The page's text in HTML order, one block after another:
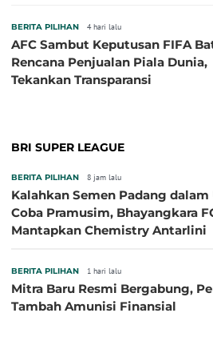
BERITA PILIHAN 4 hari lalu
AFC Sambut Keputusan FIFA
Rencana Penjualan Piala Dunia,
Tekankan Transparansi
BRI SUPER LEAGUE
BERITA PILIHAN 8 jam lalu
Kalahkan Semen Padang dalam
Coba Pramusim, Bhayangkara
Mantapkan Chemistry Antarlini
BERITA PILIHAN 1 hari lalu
Mitra Baru Resmi Bergabung,
Tambah Amunisi Finansial